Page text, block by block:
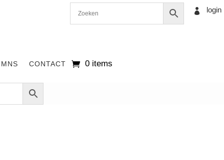
CONTACT 0 items
 login